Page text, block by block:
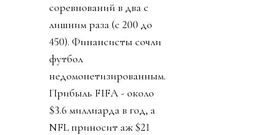
соревнований в два с
лишним раза (с 200 до
450). Финансисты сочли
футбол
недомонетизированным.
Прибыль FIFA - около
$3.6 миллиарда в год, а
NFL приносит аж $21